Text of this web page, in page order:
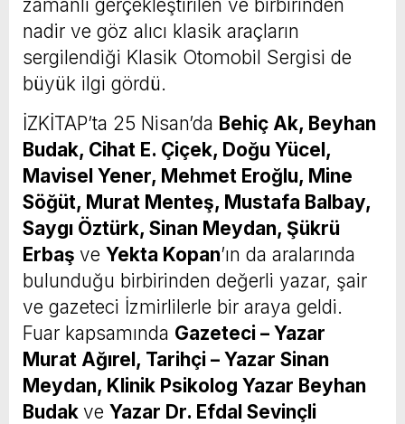
zamanlı gerçekleştirilen ve birbirinden
nadir ve göz alıcı klasik araçların
sergilendiği Klasik Otomobil Sergisi de
büyük ilgi gördü.
İZKİTAP’ta 25 Nisan’da Behiç Ak, Beyhan
Budak, Cihat E. Çiçek, Doğu Yücel,
Mavisel Yener, Mehmet Eroğlu, Mine
Söğüt, Murat Menteş, Mustafa Balbay,
Saygı Öztürk, Sinan Meydan, Şükrü
Erbaş ve Yekta Kopan’ın da aralarında
bulunduğu birbirinden değerli yazar, şair
ve gazeteci İzmirlilerle bir araya geldi.
Fuar kapsamında Gazeteci – Yazar
Murat Ağırel, Tarihçi – Yazar Sinan
Meydan, Klinik Psikolog Yazar Beyhan
Budak ve Yazar Dr. Efdal Sevinçli